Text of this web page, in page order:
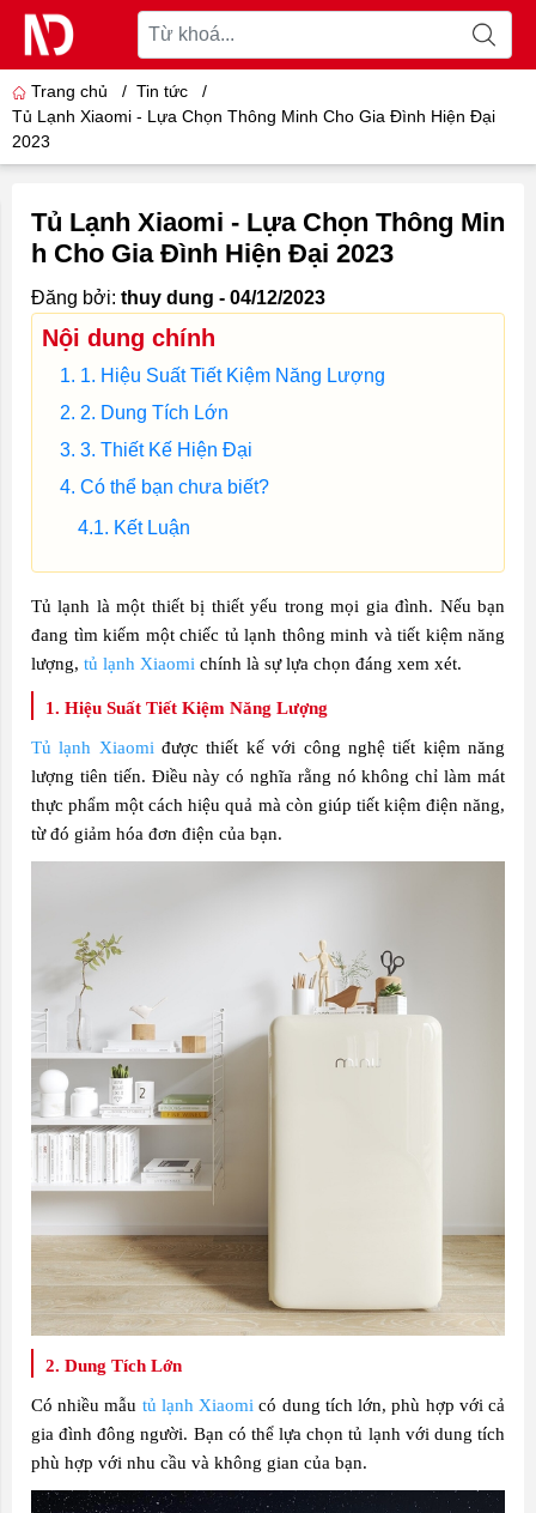
Trang chủ / Tin tức
/
Tủ Lạnh Xiaomi - Lựa Chọn Thông Minh Cho Gia Đình Hiện Đại
2023
Tủ Lạnh Xiaomi - Lựa Chọn Thông Min
h Cho Gia Đình Hiện Đại 2023
Đăng bởi: thuy dung - 04/12/2023
Nội dung chính
1. Hiệu Suất Tiết Kiệm Năng Lượng
2. Dung Tích Lớn
3. Thiết Kế Hiện Đại
Có thể bạn chưa biết?
Kết Luận
Tủ lạnh là một thiết bị thiết yếu trong mọi gia đình. Nếu bạn
đang tìm kiếm một chiếc tủ lạnh thông minh và tiết kiệm năng
lượng, tủ lạnh Xiaomi chính là sự lựa chọn đáng xem xét.
1. Hiệu Suất Tiết Kiệm Năng Lượng
Tủ lạnh Xiaomi được thiết kế với công nghệ tiết kiệm năng
lượng tiên tiến. Điều này có nghĩa rằng nó không chỉ làm mát
thực phẩm một cách hiệu quả mà còn giúp tiết kiệm điện năng,
từ đó giảm hóa đơn điện của bạn.
2. Dung Tích Lớn
Có nhiều mẫu tủ lạnh Xiaomi có dung tích lớn, phù hợp với cả
gia đình đông người. Bạn có thể lựa chọn tủ lạnh với dung tích
phù hợp với nhu cầu và không gian của bạn.